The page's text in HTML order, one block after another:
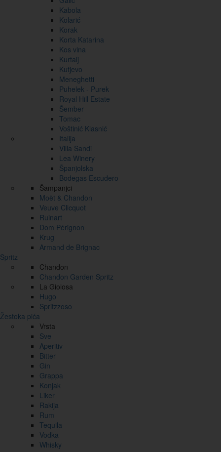
Kabola
Kolarić
Korak
Korta Katarina
Kos vina
Kurtalj
Kutjevo
Meneghetti
Puhelek - Purek
Royal Hill Estate
Šember
Tomac
Voštinić Klasnić
Italija
Villa Sandi
Lea Winery
Španjolska
Bodegas Escudero
Šampanjci
Moët & Chandon
Veuve Clicquot
Ruinart
Dom Pérignon
Krug
Armand de Brignac
Spritz
Chandon
Chandon Garden Spritz
La Gioiosa
Hugo
Spritzzoso
Žestoka pića
Vrsta
Sve
Aperitiv
Bitter
Gin
Grappa
Konjak
Liker
Rakija
Rum
Tequila
Vodka
Whisky